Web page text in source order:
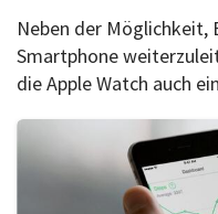
Neben der Möglichkeit,
Smartphone
die Apple Watch auch